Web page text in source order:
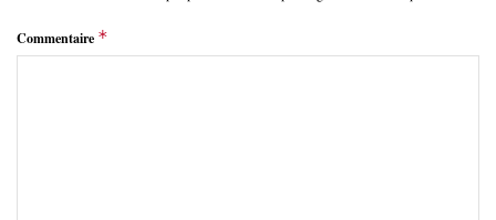
Commentaire *